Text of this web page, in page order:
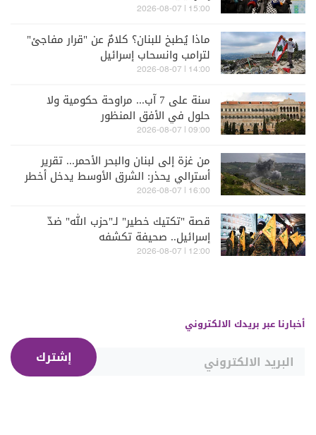
15:00 | 2026-08-07
ماذا يُطبخ للبنان؟ كلامٌ عن "قرار مفاجئ"
لترامب وانسحاب إسرائيل
14:00 | 2026-08-07
سنة على 7 آب... مراوحة حكومية ولا
حلول في الأفق المنظور
09:00 | 2026-08-07
من غزة إلى لبنان والبحر الأحمر... تقرير
أسترالي يحذر: الشرق الأوسط يدخل أخطر
مراحله
16:00 | 2026-08-07
قصة "تكتيك خطير" لـ"حزب الله" ضدّ
إسرائيل.. صحيفة تكشفه
12:00 | 2026-08-07
أخبارنا عبر بريدك الالكتروني
إشترك